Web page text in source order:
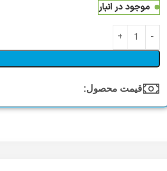
موجود در انبار
قیمت محصول:​